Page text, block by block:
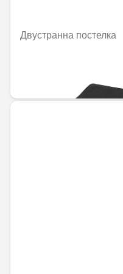
Двустранна постелка
228,19 € / 446,30 лв.